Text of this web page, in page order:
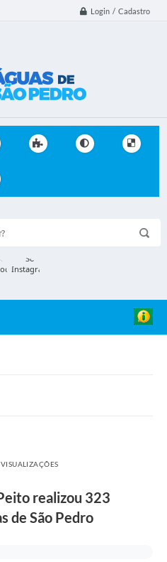
Login / Cadastro
realizou 323
de São Pedro